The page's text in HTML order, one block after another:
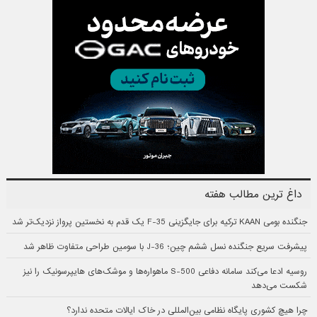
داغ ترین مطالب هفته
جنگنده بومی KAAN ترکیه برای جایگزینی F-35 یک قدم به نخستین پرواز نزدیک‌تر شد
پیشرفت سریع جنگنده نسل ششم چین؛ J-36 با سومین طراحی متفاوت ظاهر شد
روسیه ادعا می‌کند سامانه دفاعی S-500 ماهواره‌ها و موشک‌های هایپرسونیک را نیز
شکست می‌دهد
چرا هیچ کشوری پایگاه نظامی بین‌المللی در خاک ایالات متحده ندارد؟